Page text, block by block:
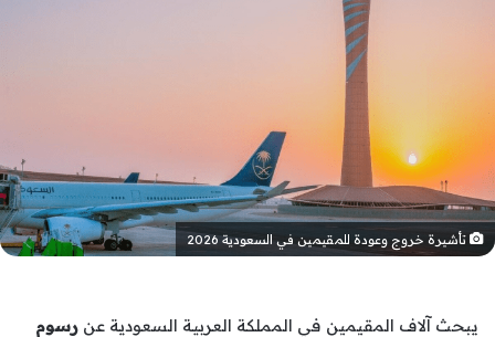
تأشيرة خروج وعودة للمقيمين في السعودية 2026
يبحث آلاف المقيمين في المملكة العربية السعودية عن رسوم